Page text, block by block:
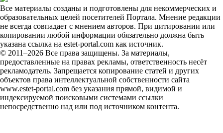
Все материалы созданы и подготовлены для некоммерческих и
образовательных целей посетителей Портала. Мнение редакции
не всегда совпадает с мнением авторов. При цитировании или
копировании любой информации обязательно должна быть
указана ссылка на estet-portal.com как источник.
© 2011–2026 Все права защищены. За материалы,
предоставленные на правах рекламы, ответственность несёт
рекламодатель. Запрещается копирование статей и других
объектов права интеллектуальной собственности сайта
www.estet-portal.com без указания прямой, видимой и
индексируемой поисковыми системами ссылки
непосредственно над или под источником контента.